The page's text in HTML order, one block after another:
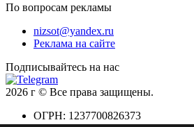
По вопросам рекламы
nizsot@yandex.ru
Реклама на сайте
Подписывайтесь на нас
2026 г © Все права защищены.
ОГРН: 1237700826373